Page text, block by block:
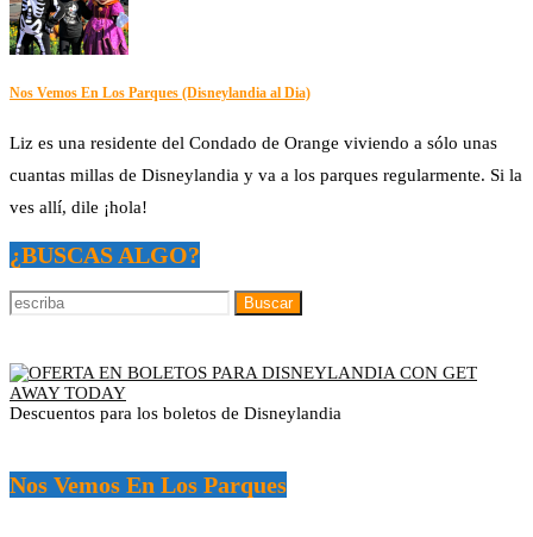
Nos Vemos En Los Parques (Disneylandia al Dia)
Liz es una residente del Condado de Orange viviendo a sólo unas
cuantas millas de Disneylandia y va a los parques regularmente. Si la
ves allí, dile ¡hola!
¿BUSCAS ALGO?
Descuentos para los boletos de Disneylandia
Nos Vemos En Los Parques